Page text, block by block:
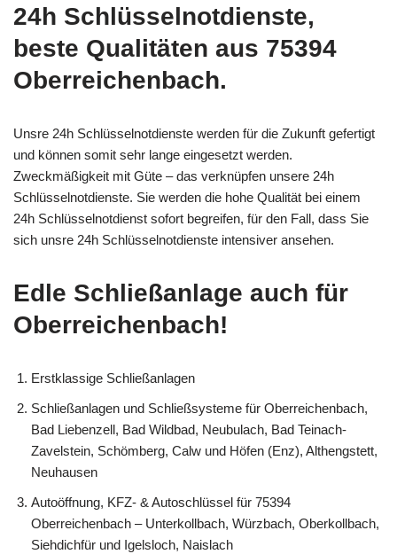
24h Schlüsselnotdienste,
beste Qualitäten aus 75394
Oberreichenbach.
Unsre 24h Schlüsselnotdienste werden für die Zukunft gefertigt
und können somit sehr lange eingesetzt werden.
Zweckmäßigkeit mit Güte – das verknüpfen unsere 24h
Schlüsselnotdienste. Sie werden die hohe Qualität bei einem
24h Schlüsselnotdienst sofort begreifen, für den Fall, dass Sie
sich unsre 24h Schlüsselnotdienste intensiver ansehen.
Edle Schließanlage auch für
Oberreichenbach!
Erstklassige Schließanlagen
Schließanlagen und Schließsysteme für Oberreichenbach,
Bad Liebenzell, Bad Wildbad, Neubulach, Bad Teinach-
Zavelstein, Schömberg, Calw und Höfen (Enz), Althengstett,
Neuhausen
Autoöffnung, KFZ- & Autoschlüssel für 75394
Oberreichenbach – Unterkollbach, Würzbach, Oberkollbach,
Siehdichfür und Igelsloch, Naislach